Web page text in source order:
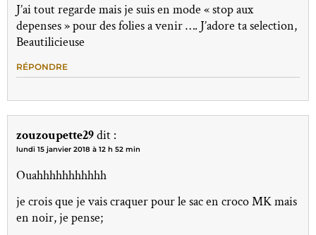
J’ai tout regarde mais je suis en mode « stop aux
depenses » pour des folies a venir …. J’adore ta selection,
Beautilicieuse
RÉPONDRE
zouzoupette29dit :
lundi 15 janvier 2018 à 12 h 52 min
Ouahhhhhhhhhhh
je crois que je vais craquer pour le sac en croco MK mais
en noir, je pense;